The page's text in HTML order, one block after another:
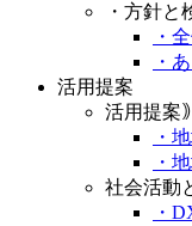
・方針と
・
・
活用提案
活用提案｠
・
・
社会活動
・